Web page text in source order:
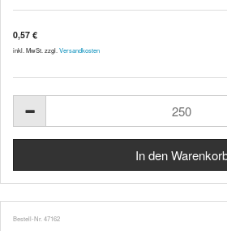
0,57 €
inkl. MwSt. zzgl. Versandkosten
Bestell-Nr. 47162